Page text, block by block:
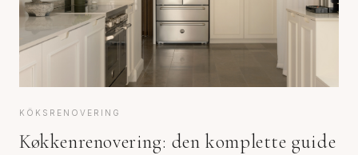
KÖKSRENOVERING
Køkkenrenovering: den komplette guide